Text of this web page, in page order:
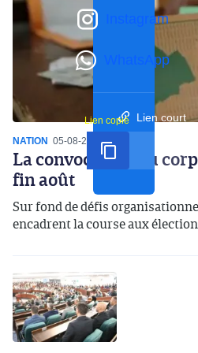
Instagram
WhatsApp
Lien court
Lien copié
NATION 05-08-2026 19:51
La convocation du
fin août
Sur fond de défis
encadrent la course aux